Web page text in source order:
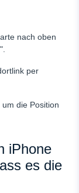
nach oben
per
die Position
iPhone
es die